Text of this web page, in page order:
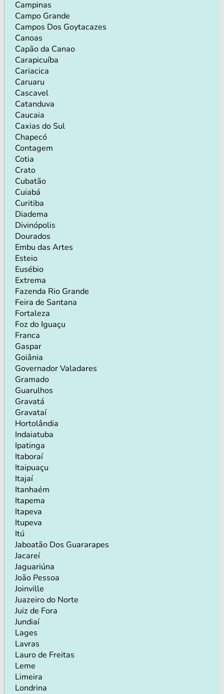
Campinas
Campo Grande
Campos Dos Goytacazes
Canoas
Capão da Canao
Carapicuíba
Cariacica
Caruaru
Cascavel
Catanduva
Caucaia
Caxias do Sul
Chapecó
Contagem
Cotia
Crato
Cubatão
Cuiabá
Curitiba
Diadema
Divinópolis
Dourados
Embu das Artes
Esteio
Eusébio
Extrema
Fazenda Rio Grande
Feira de Santana
Fortaleza
Foz do Iguaçu
Franca
Gaspar
Goiânia
Governador Valadares
Gramado
Guarulhos
Gravatá
Gravataí
Hortolândia
Indaiatuba
Ipatinga
Itaboraí
Itaipuaçu
Itajaí
Itanhaém
Itapema
Itapeva
Itupeva
Itú
Jaboatão Dos Guararapes
Jacareí
Jaguariúna
João Pessoa
Joinville
Juazeiro do Norte
Juiz de Fora
Jundiaí
Lages
Lavras
Lauro de Freitas
Leme
Limeira
Londrina